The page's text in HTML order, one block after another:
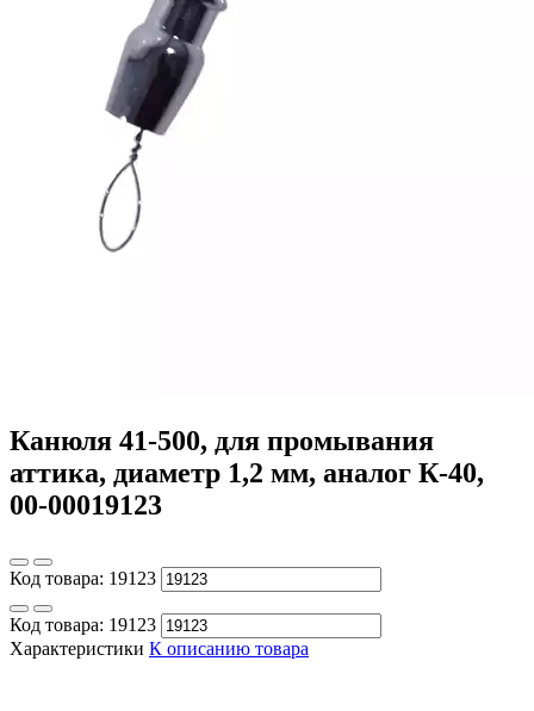
Канюля 41-500, для промывания
аттика, диаметр 1,2 мм, аналог К-40,
00-00019123
Код товара: 19123
Код товара: 19123
Характеристики К описанию товара